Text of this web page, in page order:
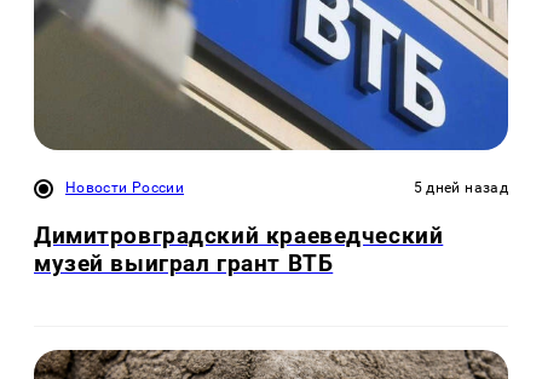
Новости России 5 дней назад
Димитровградский краеведческий
музей выиграл грант ВТБ